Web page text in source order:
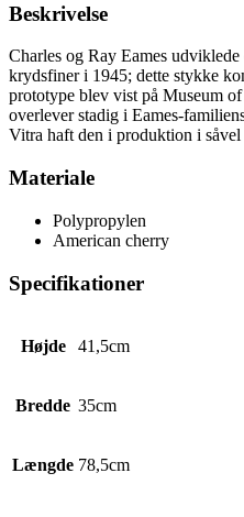
Beskrivelse
Charles og Ray Eames
krydsfiner i 1945; dette stykke
prototype blev vist på Museum
overlever stadig i Eames-
Vitra haft den i produktion i
Materiale
Polypropylen
American cherry
Specifikationer
Højde 41,5cm
Bredde 35cm
Længde 78,5cm